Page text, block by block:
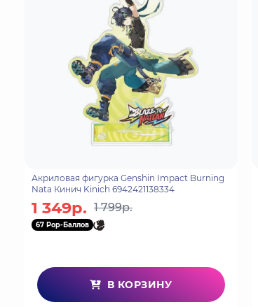
Акриловая фигурка Genshin Impact Burning
Nata Кинич Kinich 6942421138334
1 349р. 1 799р.
67 Pop-Баллов
В КОРЗИНУ